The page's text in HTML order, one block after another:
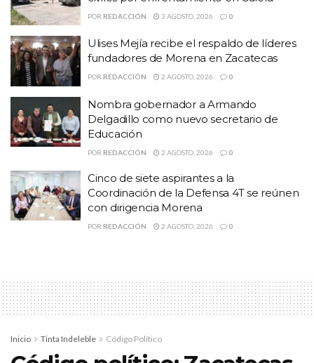
del programa Producción para el Bienestar
Confirma Fiscalía la muerte de cinco civiles por
POR REDACCIÓN 3 AGOSTO, 2026 0
Ulises Mejía recibe el respaldo de líderes
fundadores de Morena en Zacatecas
POR REDACCIÓN 2 AGOSTO, 2026 0
Nombra gobernador a Armando
Delgadillo como nuevo secretario de
Educación
POR REDACCIÓN 2 AGOSTO, 2026 0
Cinco de siete aspirantes a la
Coordinación de la Defensa 4T se reúnen
con dirigencia Morena
POR REDACCIÓN 2 AGOSTO, 2026 0
Inicio Tinta Indeleble Código Político